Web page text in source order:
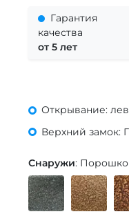
Гарантия
качества
от 5 лет
Открывание:
Верхний замок:
Снаружи: